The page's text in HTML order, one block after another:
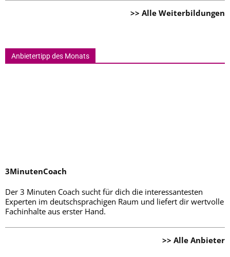
>> Alle Weiterbildungen
Anbietertipp des Monats
3MinutenCoach
Der 3 Minuten Coach sucht für dich die interessantesten
Experten im deutschsprachigen Raum und liefert dir wertvolle
Fachinhalte aus erster Hand.
>> Alle Anbieter